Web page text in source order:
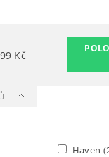
Kč
Haven